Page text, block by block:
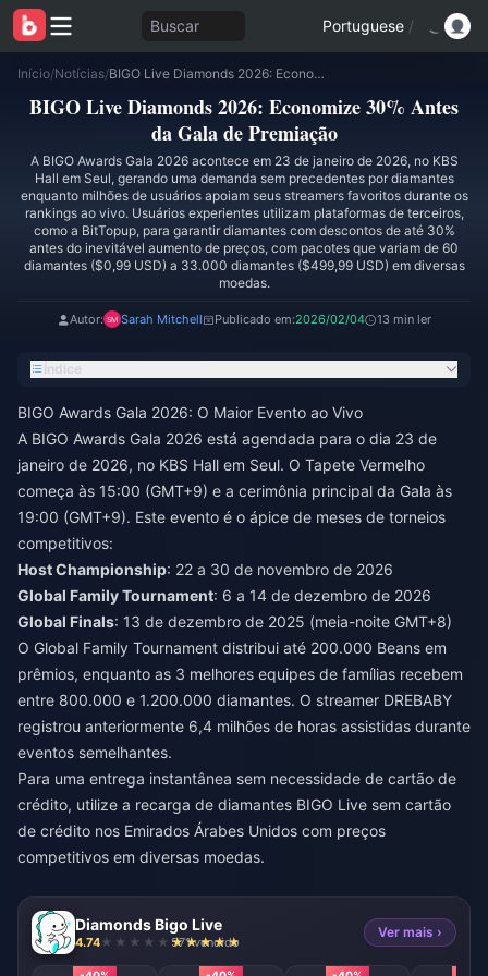
Buscar Portuguese /
Início/Notícias/ BIGO Live Diamonds 2026: Economize 30% Antes da Gala de Premiação
BIGO Live Diamonds 2026: Economize 30% Antes
da Gala de Premiação
A BIGO Awards Gala 2026 acontece em 23 de janeiro de 2026, no KBS
Hall em Seul, gerando uma demanda sem precedentes por diamantes
enquanto milhões de usuários apoiam seus streamers favoritos durante os
rankings ao vivo. Usuários experientes utilizam plataformas de terceiros,
como a BitTopup, para garantir diamantes com descontos de até 30%
antes do inevitável aumento de preços, com pacotes que variam de 60
diamantes ($0,99 USD) a 33.000 diamantes ($499,99 USD) em diversas
moedas.
Autor: Sarah Mitchell Publicado em:2026/02/04 13 min ler
Índice
BIGO Awards Gala 2026: O Maior Evento ao Vivo
A BIGO Awards Gala 2026 está agendada para o dia 23 de
janeiro de 2026, no KBS Hall em Seul. O Tapete Vermelho
começa às 15:00 (GMT+9) e a cerimônia principal da Gala às
19:00 (GMT+9). Este evento é o ápice de meses de torneios
competitivos:
Host Championship: 22 a 30 de novembro de 2026
Global Family Tournament: 6 a 14 de dezembro de 2026
Global Finals: 13 de dezembro de 2025 (meia-noite GMT+8)
O Global Family Tournament distribui até 200.000 Beans em
prêmios, enquanto as 3 melhores equipes de famílias recebem
entre 800.000 e 1.200.000 diamantes. O streamer DREBABY
registrou anteriormente 6,4 milhões de horas assistidas durante
eventos semelhantes.
Para uma entrega instantânea sem necessidade de cartão de
crédito, utilize a recarga de diamantes BIGO Live sem cartão
de crédito nos Emirados Árabes Unidos com preços
competitivos em diversas moedas.
Diamonds Bigo Live
4.74 571 vendido
Ver mais ›